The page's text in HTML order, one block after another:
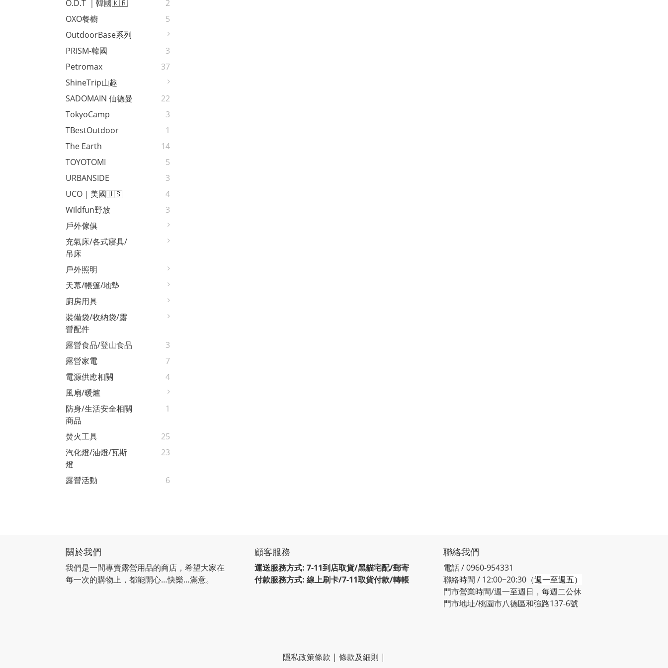
O.D.T ｜韓國🇰🇷
2
OXO餐櫥
5
OutdoorBase系列
PRISM-韓國
3
Petromax
37
ShineTrip山趣
SADOMAIN 仙德曼
22
TokyoCamp
3
TBestOutdoor
1
The Earth
14
TOYOTOMI
5
URBANSIDE
3
UCO｜美國🇺🇸
4
Wildfun野放
3
戶外傢俱
充氣床/各式寢具/
吊床
戶外照明
天幕/帳篷/地墊
廚房用具
裝備袋/收納袋/露
營配件
露營食品/登山食品
3
露營家電
7
電源供應相關
4
風扇/暖爐
防身/生活安全相關
商品
1
焚火工具
25
汽化燈/油燈/瓦斯
燈
23
露營活動 6
關於我們
我們是一間專賣露營用品的商店，希望大家在
每一次的購物上，都能開心…快樂…滿意。
顧客服務
運送服務方式: 7-11到店取貨/黑貓宅配/郵寄
付款服務方式: 線上刷卡/7-11取貨付款/轉帳
聯絡我們
電話 / 0960-954331
聯絡時間 / 12:00~20:30（週一至週五）
門市營業時間/週一至週日，每週二公休
門市地址/桃園市八德區和強路137-6號
隱私政策條款 | 條款及細則 |